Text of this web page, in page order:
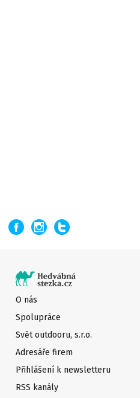
O nás
Spolupráce
Svět outdooru, s.r.o.
Adresáře firem
Přihlášení k newsletteru
RSS kanály